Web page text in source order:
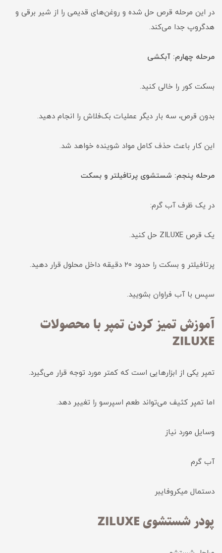
در این مرحله قرص حل شده و روغن‌های قدیمی را از شیر برقی و
هدگروپ جدا می‌کند.
مرحله چهارم: آبکشی
بسکت کور را خالی کنید.
بدون قرص، سه بار دیگر عملیات بک‌فلاش را انجام دهید.
این کار باعث حذف کامل مواد شوینده خواهد شد.
مرحله پنجم: شستشوی پرتافیلتر و بسکت
در یک ظرف آب گرم:
یک قرص ZILUXE حل کنید.
پرتافیلتر و بسکت را حدود ۲۰ دقیقه داخل محلول قرار دهید.
سپس با آب فراوان بشویید.
آموزش تمیز کردن تمپر با محصولات
ZILUXE
تمپر یکی از ابزارهایی است که کمتر مورد توجه قرار می‌گیرد.
اما تمپر کثیف می‌تواند طعم اسپرسو را تغییر دهد.
وسایل مورد نیاز
آب گرم
دستمال میکروفایبر
پودر شستشوی ZILUXE